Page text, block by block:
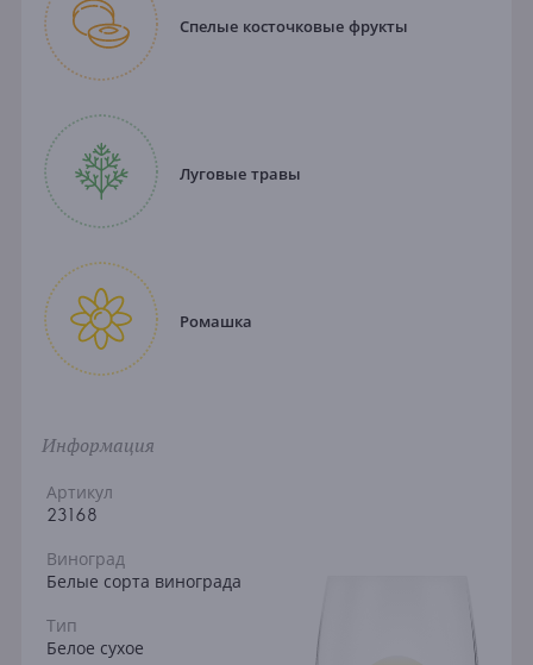
Спелые косточковые фрукты
Луговые травы
Ромашка
Информация
Артикул
23168
Виноград
Белые сорта винограда
Тип
Белое сухое